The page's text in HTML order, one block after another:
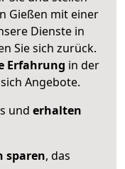
Gießen mit einer
Dienste in
Sie sich zurück.
Erfahrung in der
Angebote.
und erhalten
sparen, das